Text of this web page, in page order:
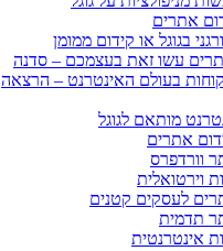
אתרים
בגוגל או קידום ממומן
עשו זאת בעצמכם – סדנה
בעולם האינטרנט – הרצאה
מותאם לגוגל
אתרים
וורדפרס
וירטואלית
לעסקים קטנים
תדמית
אינטרנטית